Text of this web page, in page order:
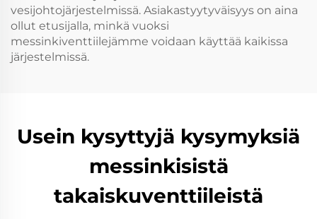
vesijohtojärjestelmissä. Asiakastyytyväisyys on aina
ollut etusijalla, minkä vuoksi
messinkiventtiilejämme voidaan käyttää kaikissa
järjestelmissä.
Usein kysyttyjä kysymyksiä
messinkisistä
takaiskuventtiileistä